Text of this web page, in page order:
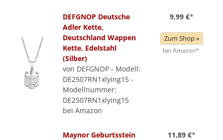
DEFGNOP Deutsche
Adler Kette,
Deutschland Wappen
Kette, Edelstahl
(Silber)
von DEFGNOP - Modell:
DE2507RN1xlying15 -
Modellnummer:
DE2507RN1xlying15
bei Amazon
9,99 €*
Zum Shop »
bei Amazon*
Maynor Geburtsstein
11,89 €*